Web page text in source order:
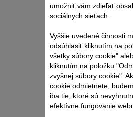
NÔŽ CS-
Čepele s
K dispozícii na
14,40 €
Kúpiť
umožniť vám zdieľať
sociálnych sieťach.
Vyššie uvedené činnosti
odsúhlasiť kliknutím na
všetky súbory cookie"
kliknutím na položku
zvyšnej súbory cookie".
cookie odmietnete,
iba tie, ktoré sú
efektívne fungovanie